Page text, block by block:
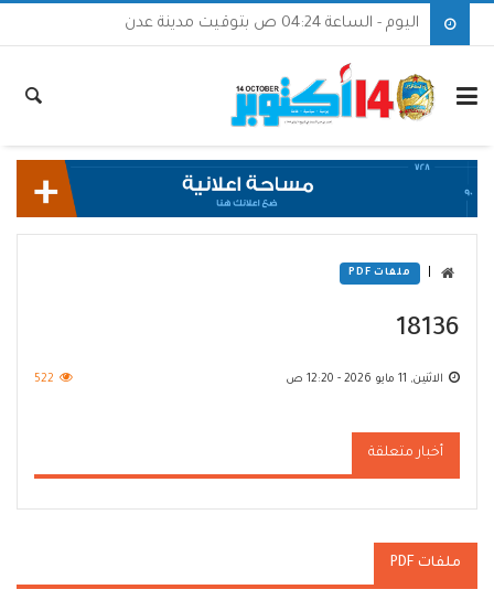
اليوم - الساعة 04:24 ص بتوقيت مدينة عدن
ملفات PDF
18136
الاثنين, 11 مايو 2026 - 12:20 ص 522
أخبار متعلقة
ملفات PDF